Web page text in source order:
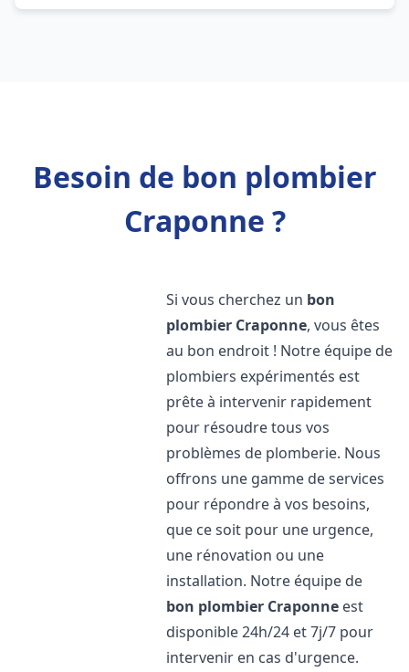
Besoin de bon plombier
Craponne ?
Si vous cherchez un bon
plombier Craponne, vous êtes
au bon endroit ! Notre équipe de
plombiers expérimentés est
prête à intervenir rapidement
pour résoudre tous vos
problèmes de plomberie. Nous
offrons une gamme de services
pour répondre à vos besoins,
que ce soit pour une urgence,
une rénovation ou une
installation. Notre équipe de
bon plombier Craponne est
disponible 24h/24 et 7j/7 pour
intervenir en cas d'urgence.